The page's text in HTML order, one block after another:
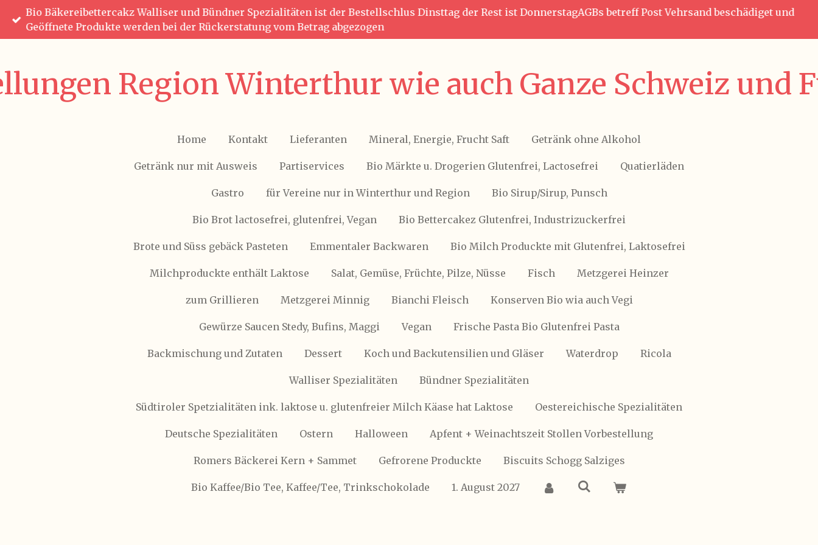
Zum
Hauptinhalt
springen
Bio Bäkereibettercakz Walliser und Bündner Spezialitäten ist der Bestellschlus Dinsttag der Rest ist DonnerstagAGBs betreff Post Vehrsand beschädiget und
Geöffnete Produkte werden bei der Rückerstatung vom Betrag abgezogen
Region Winterthur wie auch Ganze Schweiz
Home Kontakt Lieferanten Mineral, Energie, Frucht Saft Getränk ohne Alkohol
Getränk nur mit Ausweis Partiservices Bio Märkte u. Drogerien Glutenfrei, Lactosefrei Quatierläden
Gastro für Vereine nur in Winterthur und Region Bio Sirup/Sirup, Punsch
Bio Brot lactosefrei, glutenfrei, Vegan Bio Bettercakez Glutenfrei, Industrizuckerfrei
Brote und Süss gebäck Pasteten Emmentaler Backwaren Bio Milch Produckte mit Glutenfrei, Laktosefrei
Milchproduckte enthält Laktose Salat, Gemüse, Früchte, Pilze, Nüsse Fisch Metzgerei Heinzer
zum Grillieren Metzgerei Minnig Bianchi Fleisch Konserven Bio wia auch Vegi
Gewürze Saucen Stedy, Bufins, Maggi Vegan Frische Pasta Bio Glutenfrei Pasta
Backmischung und Zutaten Dessert Koch und Backutensilien und Gläser Waterdrop Ricola
Walliser Spezialitäten Bündner Spezialitäten
Südtiroler Spetzialitäten ink. laktose u. glutenfreier Milch Käase hat Laktose Oestereichische Spezialitäten
Deutsche Spezialitäten Ostern Halloween Apfent + Weinachtszeit Stollen Vorbestellung
Romers Bäckerei Kern + Sammet Gefrorene Produckte Biscuits Schogg Salziges
Bio Kaffee/Bio Tee, Kaffee/Tee, Trinkschokolade 1. August 2027